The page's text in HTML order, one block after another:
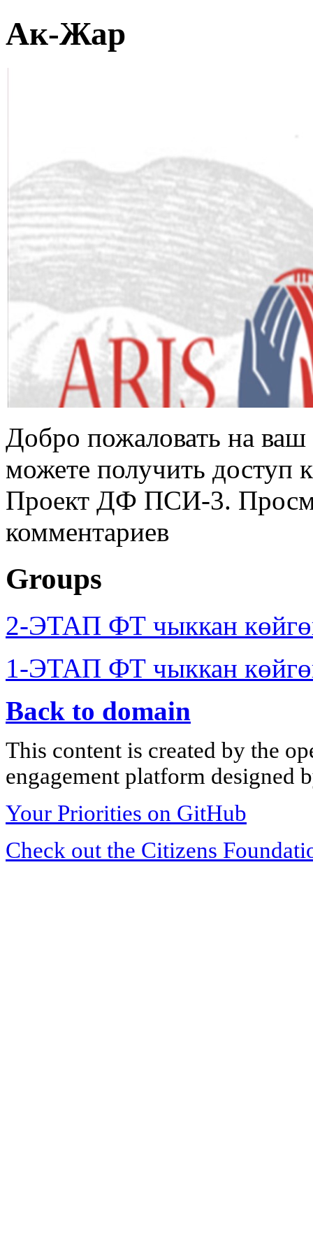
Ак-Жар
Добро пожаловать на
можете получить доступ
Проект ДФ ПСИ-3.
комментариев
Groups
2-ЭТАП ФТ чыккан
1-ЭТАП ФТ чыккан
Back to domain
This content is created by the
engagement platform designed
Your Priorities on GitHub
Check out the Citizens